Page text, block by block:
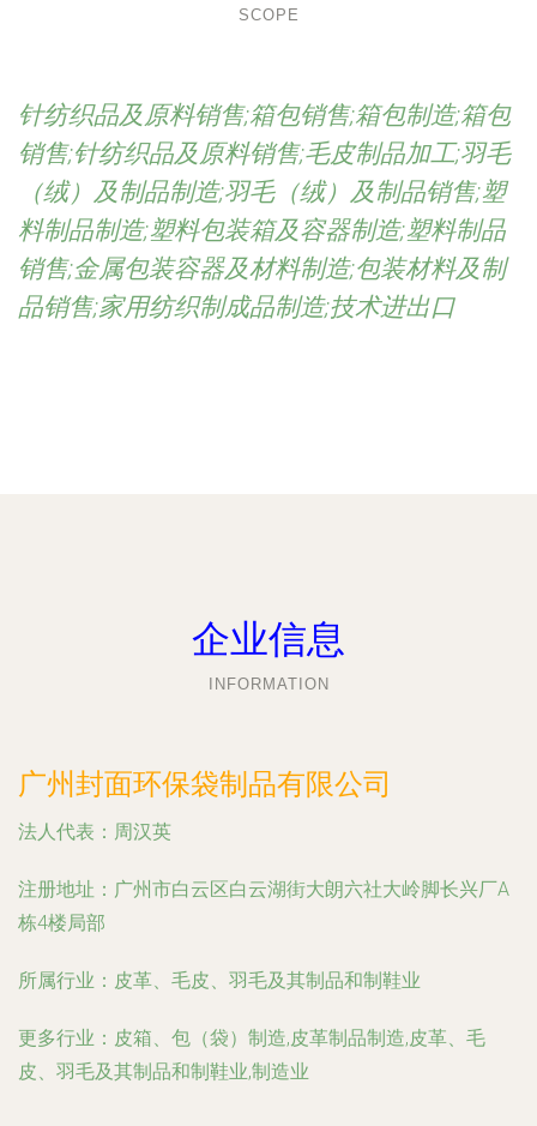
SCOPE
针纺织品及原料销售;箱包销售;箱包制造;箱包
销售;针纺织品及原料销售;毛皮制品加工;羽毛
（绒）及制品制造;羽毛（绒）及制品销售;塑
料制品制造;塑料包装箱及容器制造;塑料制品
销售;金属包装容器及材料制造;包装材料及制
品销售;家用纺织制成品制造;技术进出口
企业信息
INFORMATION
广州封面环保袋制品有限公司
法人代表： 周汉英
注册地址： 广州市白云区白云湖街大朗六社大岭脚长兴厂A
栋4楼局部
所属行业： 皮革、毛皮、羽毛及其制品和制鞋业
更多行业： 皮箱、包（袋）制造,皮革制品制造,皮革、毛
皮、羽毛及其制品和制鞋业,制造业